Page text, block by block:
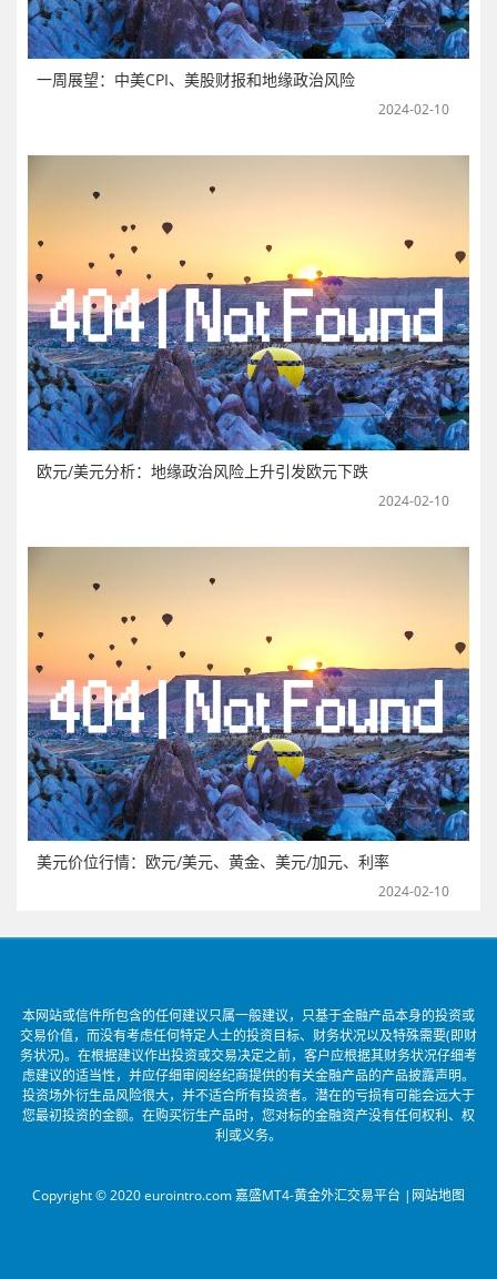
一周展望：中美CPI、美股财报和地缘政治风险
2024-02-10
欧元/美元分析：地缘政治风险上升引发欧元下跌
2024-02-10
美元价位行情：欧元/美元、黄金、美元/加元、利率
2024-02-10
本网站或信件所包含的任何建议只属一般建议，只基于金融产品本身的投资或
交易价值，而没有考虑任何特定人士的投资目标、财务状况以及特殊需要(即财
务状况)。在根据建议作出投资或交易决定之前，客户应根据其财务状况仔细考
虑建议的适当性，并应仔细审阅经纪商提供的有关金融产品的产品披露声明。
投资场外衍生品风险很大，并不适合所有投资者。潜在的亏损有可能会远大于
您最初投资的金额。在购买衍生产品时，您对标的金融资产没有任何权利、权
利或义务。
Copyright © 2020 eurointro.com 嘉盛MT4-黄金外汇交易平台 | 网站地图